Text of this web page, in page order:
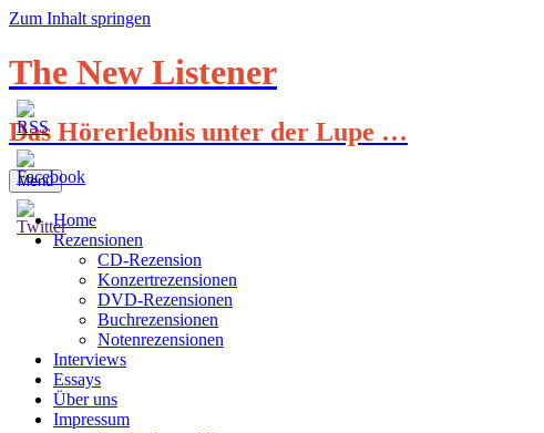
Zum Inhalt springen
The New Listener
Das Hörerlebnis unter der Lupe …
Menü
Home
Rezensionen
CD-Rezension
Konzertrezensionen
DVD-Rezensionen
Buchrezensionen
Notenrezensionen
Interviews
Essays
Über uns
Impressum